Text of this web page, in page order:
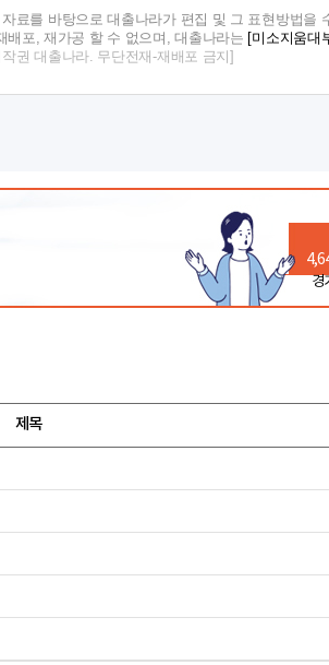
료를 바탕으로 대출나라가 편집 및 그 표현방법을
배포, 재가공 할 수 없으며, 대출나라는
[미소지움대
작권 대출나라. 무단전재-재배포 금지]
경
제목